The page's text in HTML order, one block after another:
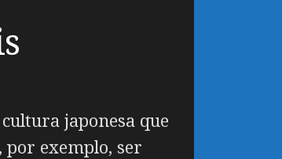
japonesa que
por exemplo, ser